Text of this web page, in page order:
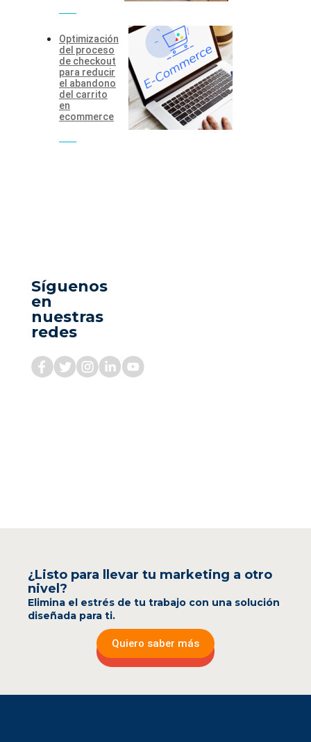
Optimización
del proceso
de checkout
para reducir
el abandono
del carrito
en
ecommerce
Síguenos
en
nuestras
redes
¿Listo para llevar tu marketing a otro
nivel?
Elimina el estrés de tu trabajo con una solución
diseñada para ti.
Quiero saber más